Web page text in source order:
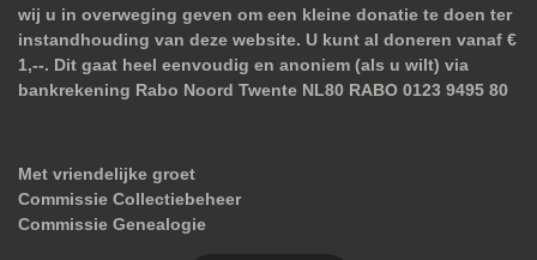
wij u in overweging geven om een kleine donatie te doen ter
instandhouding van deze website. U kunt al doneren vanaf €
1,--. Dit gaat heel eenvoudig en anoniem (als u wilt) via
bankrekening Rabo Noord Twente NL80 RABO 0123 9495 80
Met vriendelijke groet
Commissie Collectiebeheer
Commissie Genealogie